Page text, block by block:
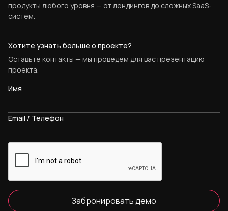
продукты любого уровня — от лендингов до сложных SaaS-
систем.
Хотите узнать больше о проекте?
Оставьте контакты — мы проведем для вас презентацию
проекта.
Имя
Email / Телефон
Забронировать демо